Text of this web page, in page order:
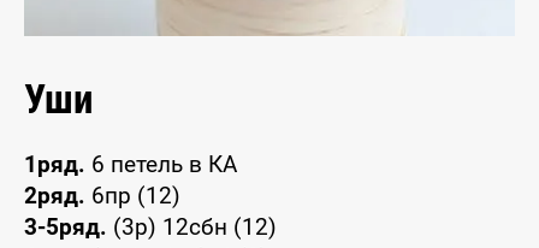
Уши
1ряд. 6 петель в КА
2ряд. 6пр (12)
3-5ряд. (3р) 12сбн (12)